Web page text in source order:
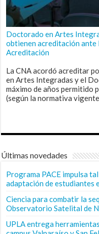
Doctorado en Artes
obtienen acreditación ante
Acreditación
La CNA acordó acreditar
en Artes Integradas y el
máximo de años permitido
(según la normativa
Últimas novedades
Programa PACE impulsa
adaptación de estudiantes
Ciencia para combatir la
Observatorio Satelital de
UPLA entrega